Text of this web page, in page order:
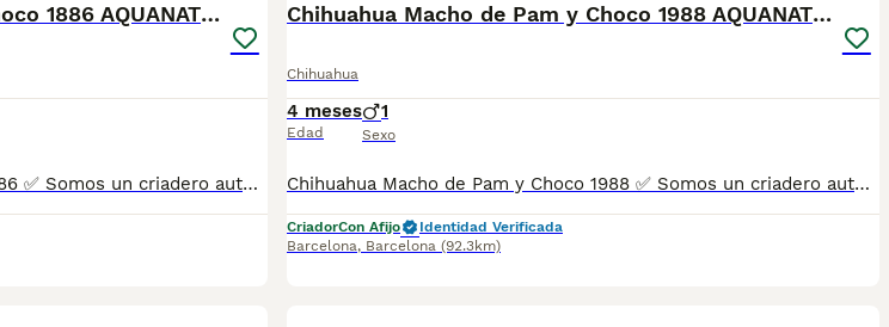
Chihuahua Macho de Pam y Choco 1886 AQUANATURA
Chihuahua Macho de Pam y Choco 1886 ✅ Somos un criadero autorizado y certificado por la Generalitat de Catalunya bajo el número de Núcleo Zoológico G25/00314. PARA MÁS INFORMACIÓN: ☎️ 933095977 📱 685878504 / 674320847 🐶 Programa una visita para conocerlos 💻 Más fotos y vídeos en nuestra web www.aquanatura.es 🚙 Hacemos envíos 📌 Calle Roger de Flor 45, muy cerca del Arc de Triomf de Barcelona, de Lunes a Sábados. Se entregan con sus vacunas, desparasitados interna y externamente, con microchip y su registro, cartilla sanitaria y contrato de garantías, documentación legal y factura. AQUANATURA
Chihuahua Macho de Pam y Choco 1988 AQUANATURA
Chihuahua
4 meses
Edad
1
Sexo
Chihuahua Macho de Pam y Choco 1988 ✅ Somos un criadero autorizado y certificado por la Generalitat de Catalunya bajo el número de Núcleo Zoológico G25/00314. PARA MÁS INFORMACIÓN: ☎️ 933095977 📱 685878504 / 674320847 🐶 Programa una visita para conocerlos 💻 Más fotos y vídeos en nuestra web www.aquanatura.es 🚙 Hacemos envíos 📌 Calle Roger de Flor 45, muy cerca del Arc de Triomf de Barcelona, de Lunes a Sábados. Se entregan con sus vacunas, desparasitados interna y externamente, con microchip y su registro, cartilla sanitaria y contrato de garantías, documentación legal y factura. AQUANATURA
CriadorCon Afijo
Identidad Verificada
Barcelona, Barcelona (92.3km)